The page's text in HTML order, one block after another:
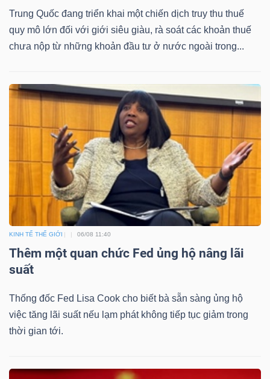
Trung Quốc đang triển khai một chiến dịch truy thu thuế
quy mô lớn đối với giới siêu giàu, rà soát các khoản thuế
chưa nộp từ những khoản đầu tư ở nước ngoài trong...
KINH TẾ THẾ GIỚI 06/08 11:40
Thêm một quan chức Fed ủng hộ nâng lãi
suất
Thống đốc Fed Lisa Cook cho biết bà sẵn sàng ủng hộ
việc tăng lãi suất nếu lạm phát không tiếp tục giảm trong
thời gian tới.
(-)
Bài
của
tác
phân
tích
(-)
ngữ
(-)
vụ